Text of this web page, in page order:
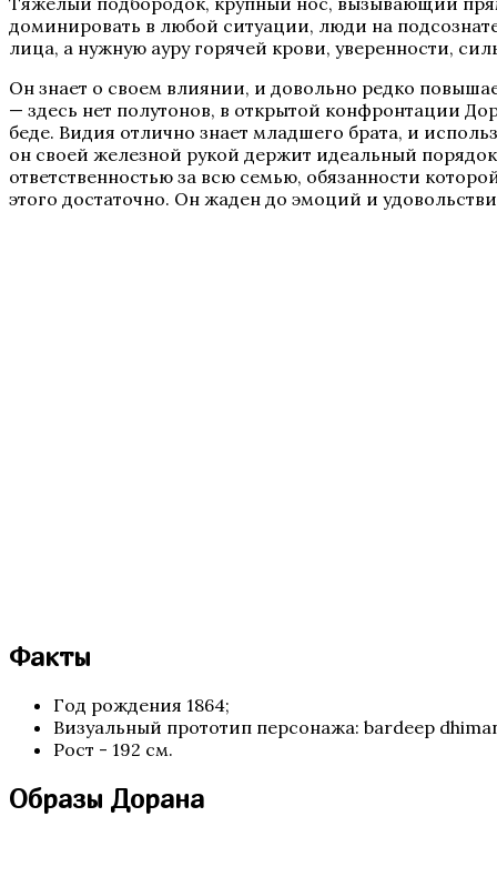
Бюро Параллельных Миров. Том 2
Секрет Небес 3 — Конец Вечности
доминировать в любой ситуации, люди на
лица, а нужную ауру горячей крови, уверенности,
Он знает о своем влиянии, и довольно редко
— здесь нет полутонов, в открытой конфронтации
беде. Видия отлично знает младшего брата, и
он своей железной рукой держит идеальный
ответственностью за всю семью, обязанности
этого достаточно. Он жаден до эмоций и
Факты
Год рождения 1864;
Визуальный прототип персонажа: bardeep
Рост - 192 см.
Образы Дорана